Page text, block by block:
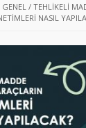
GENEL / TEHLIKELI
NASIL